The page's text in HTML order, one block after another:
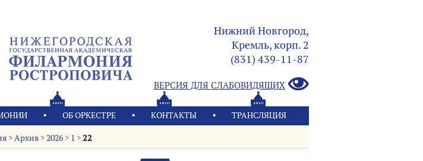
Нижний Новгород,
Кремль, корп. 2
(831) 439-11-87
ВЕРСИЯ ДЛЯ СЛАБОВИДЯЩИХ
OБ ОРКЕСТРЕ КОНТАКТЫ ТРАНСЛЯЦИЯ
>Архив >2026 > 1 >22